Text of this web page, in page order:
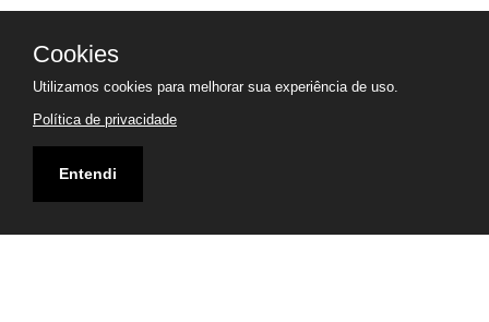
Cookies
Utilizamos cookies para melhorar sua experiência de uso.
Política de privacidade
Entendi